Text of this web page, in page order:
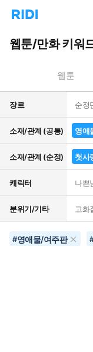
리
홈
으
턴
트
웹툰/만화 키워
웹툰
장르 순정
소재/관계 (공통) 영애
소재/관계 (순정) 첫사
캐릭터 나쁜
분위기/기타 고화
#영애물/여주판